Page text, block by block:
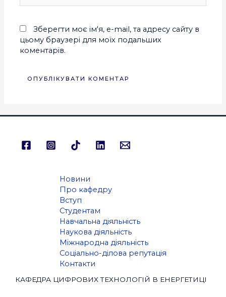
Зберегти моє ім'я, e-mail, та адресу сайту в
цьому браузері для моїх подальших
коментарів.
Новини
Про кафедру
Вступ
Студентам
Навчальна діяльність
Наукова діяльність
Міжнародна діяльність
Соціально-ділова репутація
Контакти
КАФЕДРА ЦИФРОВИХ ТЕХНОЛОГІЙ В ЕНЕРГЕТИЦІ